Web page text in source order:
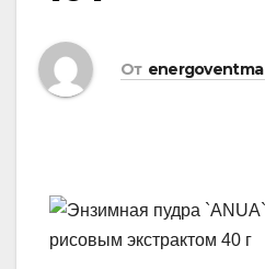
От energoventma